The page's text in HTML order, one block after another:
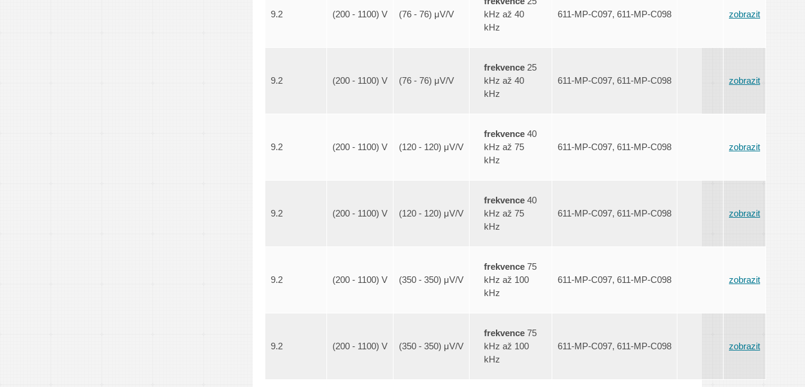
9.2 (200 - 1100) V (76 - 76) μV/V
kHz až 40
kHz
611-MP-C097, 611-MP-C098 zobrazit
9.2 (200 - 1100) V (76 - 76) μV/V
frekvence 25
kHz až 40
kHz
611-MP-C097, 611-MP-C098 zobrazit
9.2 (200 - 1100) V (120 - 120) μV/V
frekvence 40
kHz až 75
kHz
611-MP-C097, 611-MP-C098 zobrazit
9.2 (200 - 1100) V (120 - 120) μV/V
frekvence 40
kHz až 75
kHz
611-MP-C097, 611-MP-C098 zobrazit
9.2 (200 - 1100) V (350 - 350) μV/V
frekvence 75
kHz až 100
kHz
611-MP-C097, 611-MP-C098 zobrazit
9.2 (200 - 1100) V (350 - 350) μV/V
frekvence 75
kHz až 100
kHz
611-MP-C097, 611-MP-C098 zobrazit